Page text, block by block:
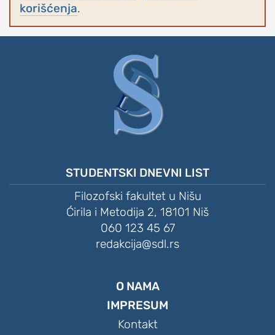
korišćenja.
STUDENTSKI DNEVNI LIST
Filozofski fakultet u Nišu
Ćirila i Metodija 2, 18101 Niš
060 123 45 67
redakcija@sdl.rs
O NAMA
IMPRESUM
Kontakt